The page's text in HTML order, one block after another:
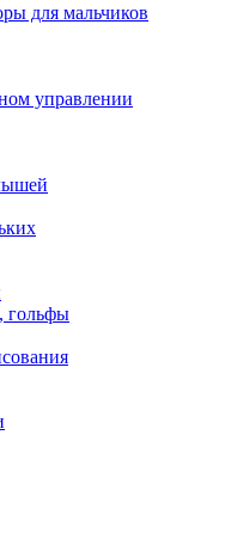
для мальчиков
управлении
гольфы